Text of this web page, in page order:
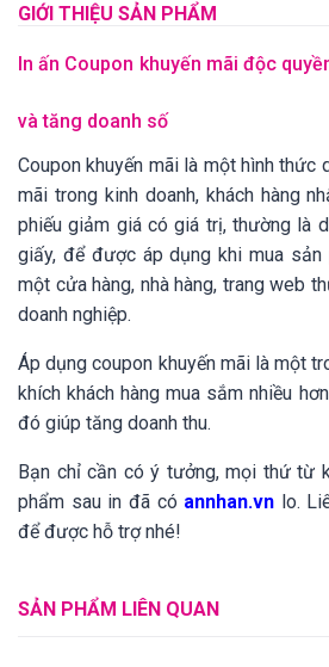
GIỚI THIỆU SẢN PHẨM
In ấn Coupon khuyến mãi độc
và tăng doanh số
Coupon khuyến mãi là một hình thức
mãi trong kinh doanh, khách hàng
phiếu giảm giá có giá trị, thường là
giấy, để được áp dụng khi mua
một cửa hàng, nhà hàng, trang web
doanh nghiệp.
Áp dụng coupon khuyến mãi là một
khích khách hàng mua sắm nhiều
đó giúp tăng doanh thu.
Bạn chỉ cần có ý tưởng, mọi thứ từ
phẩm sau in đã có annhan.vn lo.
để được hỗ trợ nhé!
SẢN PHẨM LIÊN QUAN